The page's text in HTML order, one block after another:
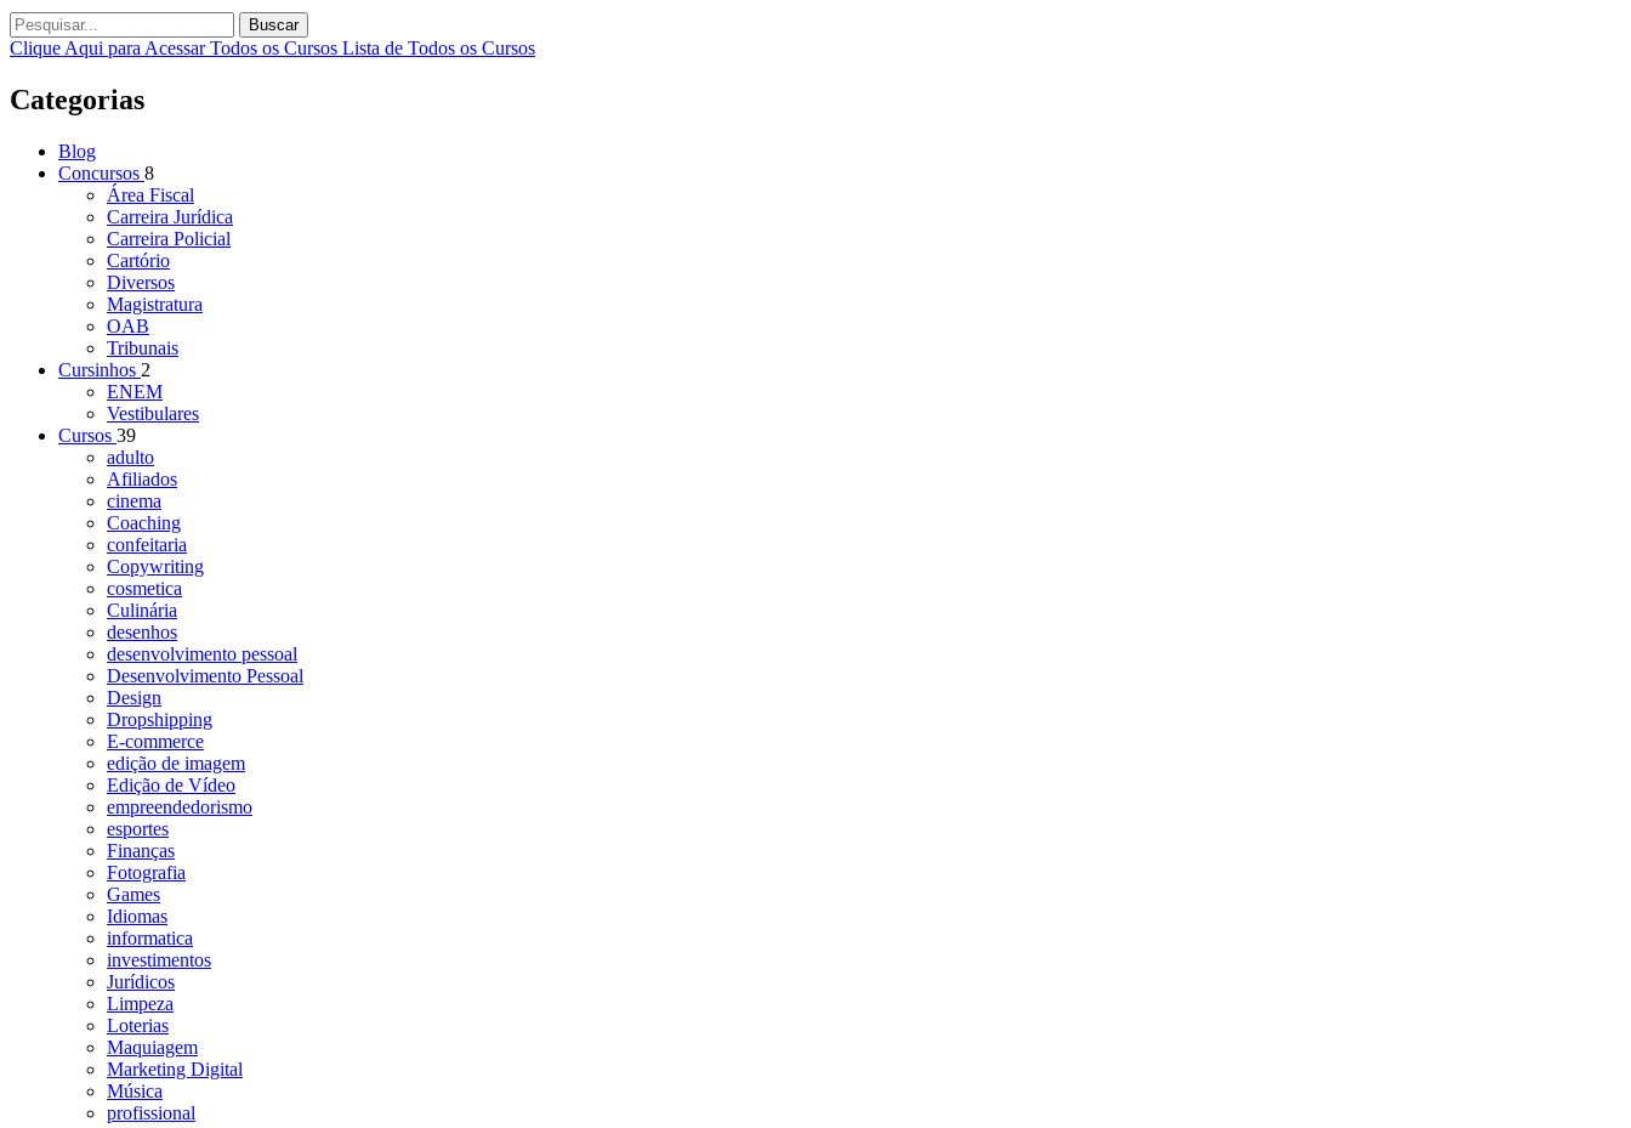
Buscar
Clique Aqui para Acessar Todos os Cursos Lista de Todos os Cursos
Categorias
Blog
Concursos 8
Área Fiscal
Carreira Jurídica
Carreira Policial
Cartório
Diversos
Magistratura
OAB
Tribunais
Cursinhos 2
ENEM
Vestibulares
Cursos 39
adulto
Afiliados
cinema
Coaching
confeitaria
Copywriting
cosmetica
Culinária
desenhos
desenvolvimento pessoal
Desenvolvimento Pessoal
Design
Dropshipping
E-commerce
edição de imagem
Edição de Vídeo
empreendedorismo
esportes
Finanças
Fotografia
Games
Idiomas
informatica
investimentos
Jurídicos
Limpeza
Loterias
Maquiagem
Marketing Digital
Música
profissional